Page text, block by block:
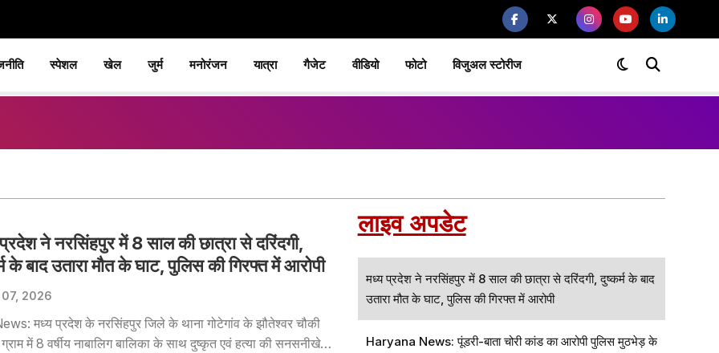
स्पेशल खेल जुर्म मनोरंजन यात्रा गैजेट वीडियो फोटो विजुअल स्टोरीज
ने नरसिंहपुर में 8 साल की छात्रा से दरिंदगी,
के बाद उतारा मौत के घाट, पुलिस की गिरफ्त में आरोपी
07, 2026
मध्य प्रदेश के नरसिंहपुर जिले के थाना गोटेगांव के झौतेश्वर चौकी
में 8 वर्षीय नाबालिग बालिका के साथ दुष्कृत एवं हत्या की सनसनीखेज
लाइव अपडेट
मध्य प्रदेश ने नरसिंहपुर में 8 साल की छात्रा से दरिंदगी, दुष्कर्म के बाद
उतारा मौत के घाट, पुलिस की गिरफ्त में आरोपी
Haryana News: पूंडरी-बाता चोरी कांड का आरोपी पुलिस मुठभेड़ के